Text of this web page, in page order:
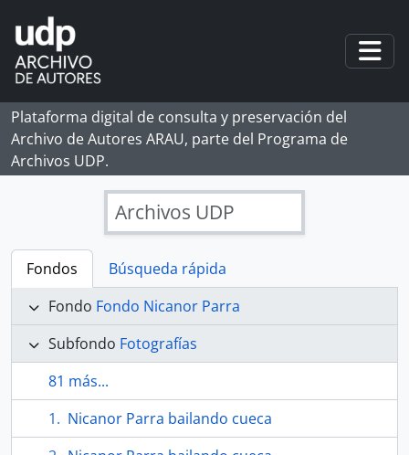
Skip to main content
Plataforma digital de consulta y preservación del
Archivo de Autores ARAU, parte del Programa de
Archivos UDP.
Archivos UDP
Fondos
Búsqueda rápida
Fondo Fondo Nicanor Parra
Subfondo Fotografías
81 más...
Nicanor Parra bailando cueca